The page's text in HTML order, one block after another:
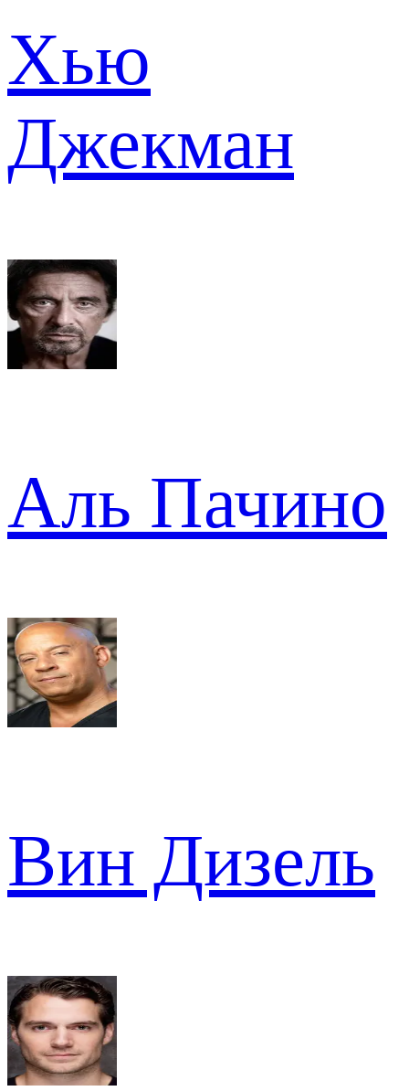
Хью
Джекман
Аль Пачино
Вин Дизель